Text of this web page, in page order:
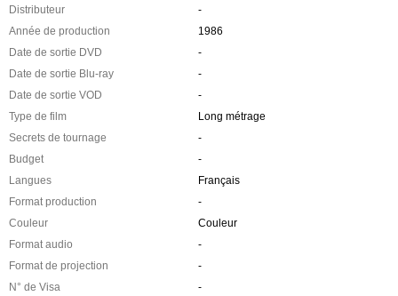
Distributeur
-
Année de production
1986
Date de sortie DVD
-
Date de sortie Blu-ray
-
Date de sortie VOD
-
Type de film
Long métrage
Secrets de tournage
-
Budget
-
Langues
Français
Format production
-
Couleur
Couleur
Format audio
-
Format de projection
-
N° de Visa
-